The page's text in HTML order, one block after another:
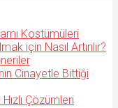
Kostümüleri
için Nasıl Artırılır?
Cinayetle Bittiği
Çözümleri